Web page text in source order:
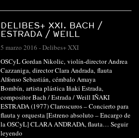
DELIBES+ XXI. BACH /
ESTRADA / WEILL
5 marzo 2016 -Delibes+ XXI
OSCyL Gordan Nikolic, violín-director Andrea
Cazzaniga, director Clara Andrada, flauta
Alfonso Sebastián, cémbalo Amaya
Bombín, artista plástica Iñaki Estrada,
compositor Bach / Estrada / Weill IÑAKI
ESTRADA (1977) Claroscuros – Concierto para
flauta y orquesta [Estreno absoluto – Encargo de
la OSCyL] CLARA ANDRADA, flauta… Seguir
leyendo